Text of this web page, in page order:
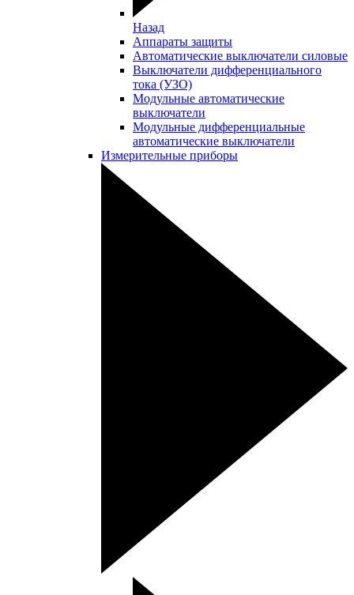
Назад
Аппараты защиты
Автоматические выключатели силовые
Выключатели дифференциального
тока (УЗО)
Модульные автоматические
выключатели
Модульные дифференциальные
автоматические выключатели
Измерительные приборы